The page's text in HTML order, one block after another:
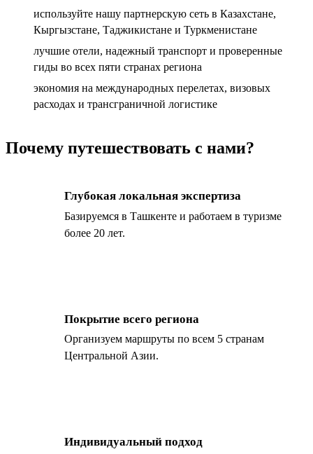
используйте нашу партнерскую сеть в Казахстане,
Кыргызстане, Таджикистане и Туркменистане
лучшие отели, надежный транспорт и проверенные
гиды во всех пяти странах региона
экономия на международных перелетах, визовых
расходах и трансграничной логистике
Почему путешествовать с нами?
Глубокая локальная экспертиза
Базируемся в Ташкенте и работаем в туризме
более 20 лет.
Покрытие всего региона
Организуем маршруты по всем 5 странам
Центральной Азии.
Индивидуальный подход